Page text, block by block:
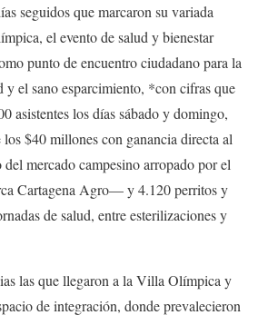
seguidos que marcaron su variada
el evento de salud y bienestar
punto de encuentro ciudadano para la
y el sano esparcimiento, *con cifras que
asistentes los días sábado y domingo,
$40 millones con ganancia directa al
mercado campesino arropado por el
Cartagena Agro— y 4.120 perritos y
de salud, entre esterilizaciones y
las que llegaron a la Villa Olímpica y
de integración, donde prevalecieron